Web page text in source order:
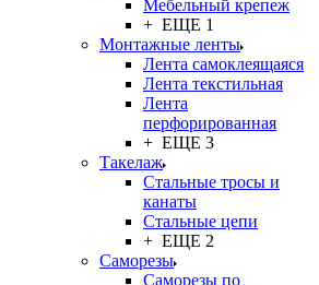
Мебельный крепеж
+ ЕЩЕ 1
Монтажные ленты
Лента самоклеящаяся
Лента текстильная
Лента
перфорированная
+ ЕЩЕ 3
Такелаж
Стальные тросы и
канаты
Стальные цепи
+ ЕЩЕ 2
Саморезы
Саморезы по